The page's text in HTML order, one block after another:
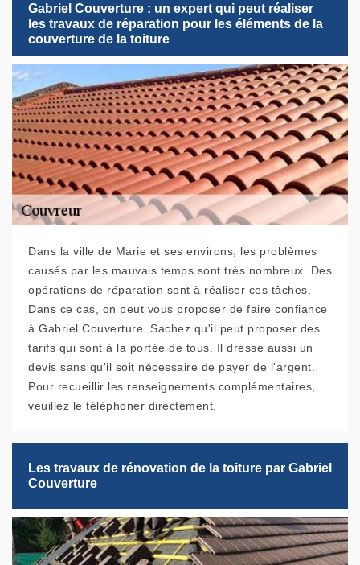
Gabriel Couverture : un expert qui peut réaliser
les travaux de réparation pour les éléments de la
couverture de la toiture
Dans la ville de Marie et ses environs, les problèmes
causés par les mauvais temps sont très nombreux. Des
opérations de réparation sont à réaliser ces tâches.
Dans ce cas, on peut vous proposer de faire confiance
à Gabriel Couverture. Sachez qu'il peut proposer des
tarifs qui sont à la portée de tous. Il dresse aussi un
devis sans qu'il soit nécessaire de payer de l'argent.
Pour recueillir les renseignements complémentaires,
veuillez le téléphoner directement.
Les travaux de rénovation de la toiture par Gabriel
Couverture